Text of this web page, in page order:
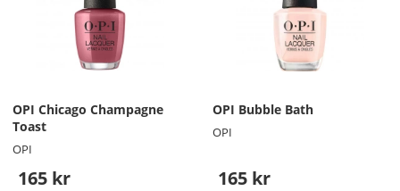
OPI Chicago Champagne
Toast
OPI
165 kr
OPI Bubble Bath
OPI
165 kr